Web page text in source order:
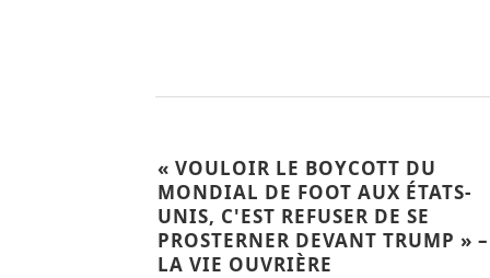
« VOULOIR LE BOYCOTT DU
MONDIAL DE FOOT AUX ÉTATS-
UNIS, C'EST REFUSER DE SE
PROSTERNER DEVANT TRUMP » –
LA VIE OUVRIÈRE